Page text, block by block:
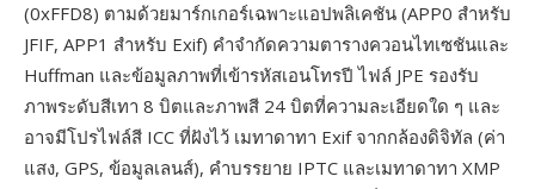
(0xFFD8) ตามด้วยมาร์กเกอร์เฉพาะแอปพลิเคชัน (APP0 สำหรับ
JFIF, APP1 สำหรับ Exif) คำจำกัดความตารางควอนไทเซชันและ
Huffman และข้อมูลภาพที่เข้ารหัสเอนโทรปี ไฟล์ JPE รองรับ
ภาพระดับสีเทา 8 บิตและภาพสี 24 บิตที่ความละเอียดใด ๆ และ
อาจมีโปรไฟล์สี ICC ที่ฝังไว้ เมทาดาทา Exif จากกล้องดิจิทัล (ค่า
แสง, GPS, ข้อมูลเลนส์), คำบรรยาย IPTC และเมทาดาทา XMP